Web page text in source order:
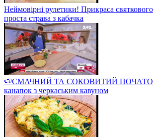
Неймовірні рулетики! Прикраса
проста страва з кабачка
🍉СМАЧНИЙ ТА СОКОВИТИЙ
канапок з черкаським кавуном